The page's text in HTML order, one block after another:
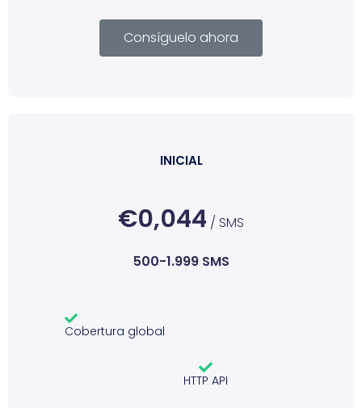
Consíguelo ahora
INICIAL
€0,044 / SMS
500-1.999 SMS
Cobertura global
HTTP API